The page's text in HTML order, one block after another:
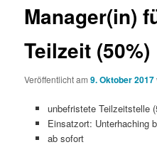
Manager(in)
Teilzeit (50%)
Veröffentlicht am9. Oktober 2017
unbefristete Teilzeitstelle
Einsatzort: Unterhaching
ab sofort